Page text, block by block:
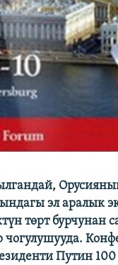
сайттары
эл аралык
төрт бурчунан
чогулушууда.
Путин